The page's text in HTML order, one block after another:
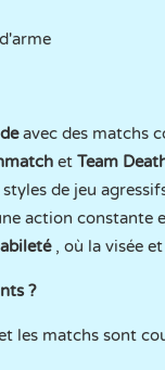
avec des matchs
et Team
de jeu
action constante
, où la visée
?
les matchs sont